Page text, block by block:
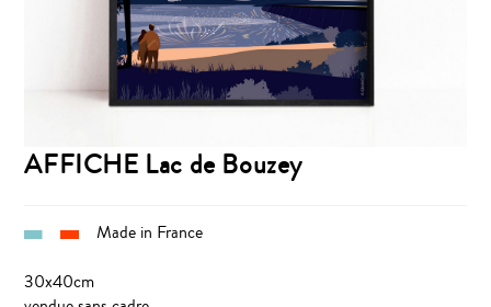
AFFICHE Lac de Bouzey
Made in France
30x40cm